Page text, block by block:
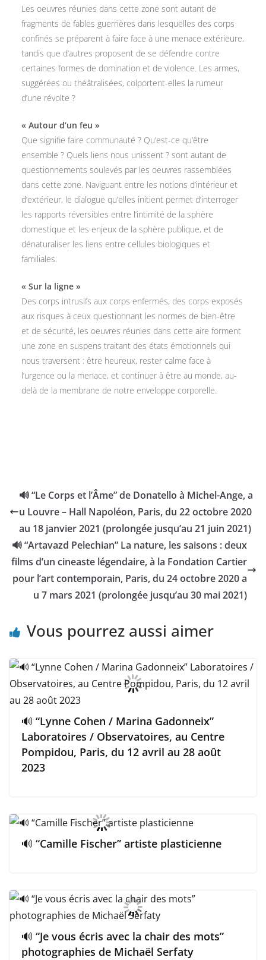
Les oeuvres réunies dans cette zone sont autant de
fragments de fables guerrières dans lesquelles des corps
confinés se préparent à faire face à une menace extérieure,
tandis que d’autres proposent de se défendre contre
certaines formes de domination et de violence. Les armes,
suggérées ou théâtralisées, colportent-elles la rumeur
d’une révolte ?
« Autour d’un feu »
Que signifie faire communauté ? Qu’est-ce qu’être
ensemble ? Quels liens nous unissent ? sont autant de
questionnements soulevés par les oeuvres rassemblées
dans cette zone. Naviguant entre les notions d’intérieur et
d’extérieur, le dialogue qu’elles initient permet d’interroger
les rapports réversibles entre l’intimité de la sphère
domestique et les enjeux de la sphère publique, et de
dénaturaliser les liens entre cellules biologiques et
familiales.
« Sur la ligne »
Des corps intrusifs aux corps enfermés, des corps exposés
aux risques à ceux questionnant les normes de bien-être
et de sécurité, les oeuvres réunies dans cette aire forment
une zone en suspens traitant des états émotionnels qui
nous traversent : être heureux, rester calme face à
l’urgence ou la menace, et continuer à être au monde, au-
delà de la membrane de notre enveloppe corporelle.
🔊 “Le Corps et l’Âme” de Donatello à Michel-Ange, a
u Louvre – Hall Napoléon, Paris, du 22 octobre 2020
au 18 janvier 2021 (prolongée jusqu’au 21 juin 2021)
🔊 “Artavazd Pelechian” La nature, les saisons : deux
films d’un cineaste légendaire, à la Fondation Cartier
pour l’art contemporain, Paris, du 24 octobre 2020 a
u 7 mars 2021 (prolongée jusqu’au 30 mai 2021)
Vous pourrez aussi aimer
🔊 “Lynne Cohen / Marina Gadonneix”
Laboratoires / Observatoires, au Centre
Pompidou, Paris, du 12 avril au 28 août
2023
🔊 “Camille Fischer” artiste plasticienne
🔊 “Je vous écris avec la chair des mots”
photographies de Michaël Serfaty